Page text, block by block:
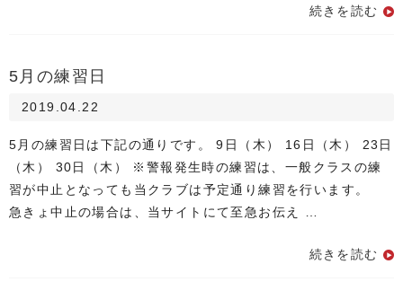
続きを読む
5月の練習日
2019.04.22
5月の練習日は下記の通りです。 9日（木） 16日（木） 23日
（木） 30日（木） ※警報発生時の練習は、一般クラスの練
習が中止となっても当クラブは予定通り練習を行います。
急きょ中止の場合は、当サイトにて至急お伝え …
続きを読む